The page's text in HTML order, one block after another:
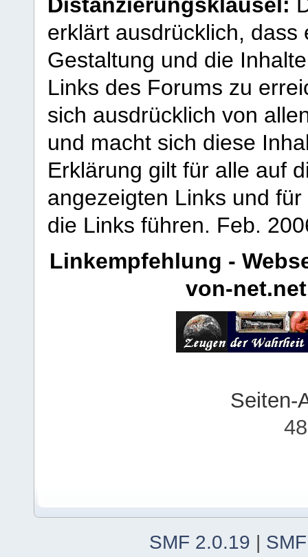
erklärt ausdrücklich,
Gestaltung und die
Links des Forums zu
sich ausdrücklich von
und macht sich diese
Erklärung gilt für alle auf
angezeigten Links und
die Links führen. Feb.
Linkempfehlung -
von-net.net
Seiten-
SMF 2.0.19 |